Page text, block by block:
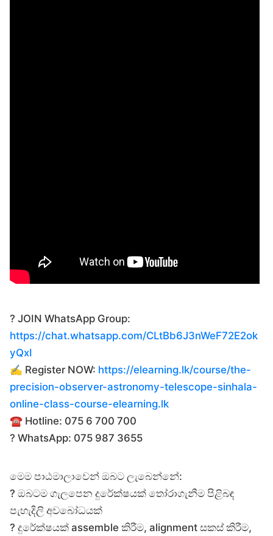
? JOIN WhatsApp Group:
https://chat.whatsapp.com/CLtBb6J3nWeF72E2ok
yQxI
✍️ Register NOW: https://elearning.lk/course/the-
precision-observer-astronomy-telescope-sinhala-
online-class-course-elearning.lk
☎️ Hotline: 075 6 700 700
? WhatsApp: 075 987 3655
මෙම පාඨමාලාවෙන් ඔබට ලැබෙන්නේ:
? ඔබටම ගැලපෙන දුරේක්ෂයක් තෝරාගැනීම පිළිබඳ
පැහැදිලි අවබෝධයක්
? දුරේක්ෂයක් assemble කිරීම, alignment සකස් කිරීම,